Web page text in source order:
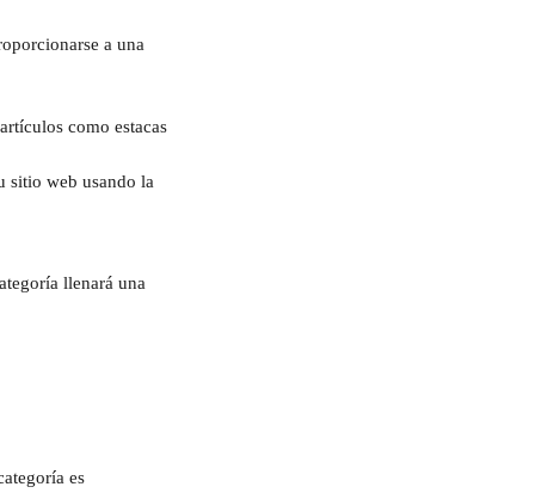
a una
como estacas
sitio web usando la
llenará una
es